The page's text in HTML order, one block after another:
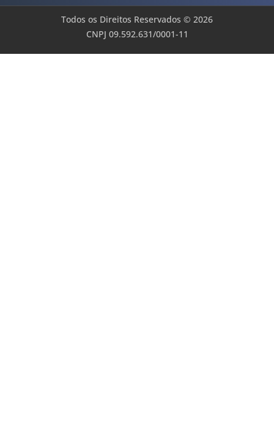
Todos os Direitos Reservados © 2026
CNPJ 09.592.631/0001-11